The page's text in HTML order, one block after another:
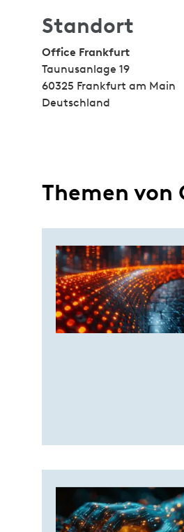
Standort
Office Frankfurt
Taunusanlage 19
60325 Frankfurt am Main
Deutschland
Themen von